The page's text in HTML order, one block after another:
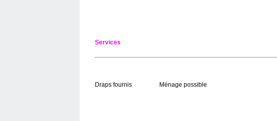
Services
Draps fournis Ménage possible